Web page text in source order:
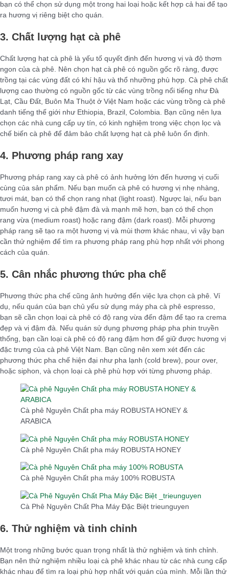
bạn có thể chọn sử dụng một trong hai loại hoặc kết hợp cả hai để tạo
ra hương vị riêng biệt cho quán.
3. Chất lượng hạt cà phê
Chất lượng hạt cà phê là yếu tố quyết định đến hương vị và độ thơm
ngon của cà phê. Nên chọn hạt cà phê có nguồn gốc rõ ràng, được
trồng tại các vùng đất có khí hậu và thổ nhưỡng phù hợp. Cà phê chất
lượng cao thường có nguồn gốc từ các vùng trồng nổi tiếng như Đà
Lạt, Cầu Đất, Buôn Ma Thuột ở Việt Nam hoặc các vùng trồng cà phê
danh tiếng thế giới như Ethiopia, Brazil, Colombia. Bạn cũng nên lựa
chọn các nhà cung cấp uy tín, có kinh nghiệm trong việc chọn lọc và
chế biến cà phê để đảm bảo chất lượng hạt cà phê luôn ổn định.
4. Phương pháp rang xay
Phương pháp rang xay cà phê có ảnh hưởng lớn đến hương vị cuối
cùng của sản phẩm. Nếu bạn muốn cà phê có hương vị nhẹ nhàng,
tươi mát, bạn có thể chọn rang nhạt (light roast). Ngược lại, nếu bạn
muốn hương vị cà phê đậm đà và mạnh mẽ hơn, bạn có thể chọn
rang vừa (medium roast) hoặc rang đậm (dark roast). Mỗi phương
pháp rang sẽ tạo ra một hương vị và mùi thơm khác nhau, vì vậy bạn
cần thử nghiệm để tìm ra phương pháp rang phù hợp nhất với phong
cách của quán.
5. Cân nhắc phương thức pha chế
Phương thức pha chế cũng ảnh hưởng đến việc lựa chọn cà phê. Ví
dụ, nếu quán của bạn chủ yếu sử dụng máy pha cà phê espresso,
bạn sẽ cần chọn loại cà phê có độ rang vừa đến đậm để tạo ra crema
đẹp và vị đậm đà. Nếu quán sử dụng phương pháp pha phin truyền
thống, bạn cần loại cà phê có độ rang đậm hơn để giữ được hương vị
đặc trưng của cà phê Việt Nam. Bạn cũng nên xem xét đến các
phương thức pha chế hiện đại như pha lạnh (cold brew), pour over,
hoặc siphon, và chọn loại cà phê phù hợp với từng phương pháp.
Cà phê Nguyên Chất pha máy ROBUSTA HONEY &
ARABICA
Cà phê Nguyên Chất pha máy ROBUSTA HONEY
Cà phê Nguyên Chất pha máy 100% ROBUSTA
Cà Phê Nguyên Chất Pha Máy Đặc Biệt trieunguyen
6. Thử nghiệm và tinh chỉnh
Một trong những bước quan trọng nhất là thử nghiệm và tinh chỉnh.
Bạn nên thử nghiệm nhiều loại cà phê khác nhau từ các nhà cung cấp
khác nhau để tìm ra loại phù hợp nhất với quán của mình. Mỗi lần thử